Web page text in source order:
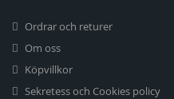
Ordrar och returer
Om oss
Köpvillkor
Sekretess och Cookies policy